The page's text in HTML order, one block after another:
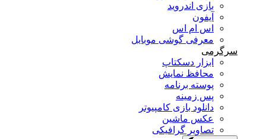
بازی اندروید
آیفون
اس ام اس
معرفی گوشی موبایل
سرگرمی
ابزار دسکتاپ
محافظ نمایش
پوسته برنامه
پس زمینه
دانلود بازی کامپیوتر
عکس ماشین
تصاویر گرافیکی